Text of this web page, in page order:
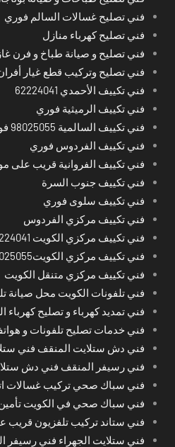
فني تصليح غسالات السالم فوري
فني تصليح كهرباء منازل
فني تصليح و صيانة طباخ و فرن
فني تصليح وتركيب قطع غيار
فني تكييف الأحمدي 62224041
فني تكييف الرميثية فوري
فني تكييف السالمية 98025055 فوري
فني تكييف الفردوس فوري
فني تكييف الفروانية قريب على
فني تكييف جنوب السرة
فني تكييف سلوى فوري
فني تكييف مركزي الفردوس
فني تكييف مركزي الكويت 62224041
فني تكييف مركزي الكويت98025055
فني تكييف مركزي متنقل الكويت
فني تلفونات الكويت محل صيانة
فني تمديد كهرباء و تصليح كهرباء الكويت
فني خدمات تصليح تلفونات و
فني دش ستلايت المنقف فني
فني رسيفر المنقف فني دش
فني سباك صحي تركيب غسالات
فني سباك صحي في الكويت
فني ستاند تركيب تلفزيون قريب
فني ستلايت الجهراء فني رسيفر